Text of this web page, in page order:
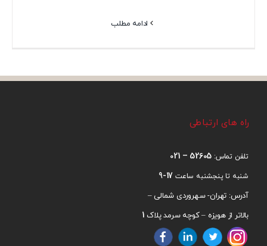
ادامه مطلب
راه های ارتباطی
تلفن تماس: 52605 – 021
شنبه تا پنجشنبه ساعت 17-9
آدرس: تهران- سهروردی شمالی –
بالاتر از هویزه – کوچه سرمد پلاک 1